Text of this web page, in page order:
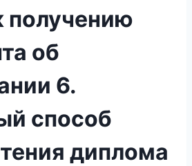
получению
об
6.
способ
диплома